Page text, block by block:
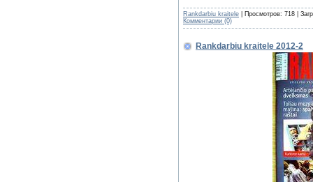
Rankdarbiu kraitele | Просмотров: 718 |
Комментарии (0)
Rankdarbiu kraitele 2012-2